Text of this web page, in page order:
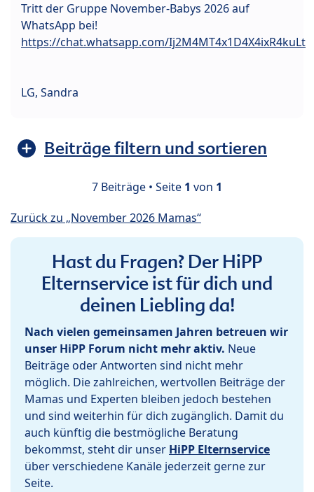
Tritt der Gruppe November-Babys 2026 auf
WhatsApp bei!
https://chat.whatsapp.com/Ij2M4MT4x1D4X4ixR4kuLt
LG, Sandra
Beiträge filtern und sortieren
7 Beiträge • Seite 1 von 1
Zurück zu „November 2026 Mamas“
Hast du Fragen? Der HiPP
Elternservice ist für dich und
deinen Liebling da!
Nach vielen gemeinsamen Jahren betreuen wir
unser HiPP Forum nicht mehr aktiv. Neue
Beiträge oder Antworten sind nicht mehr
möglich. Die zahlreichen, wertvollen Beiträge der
Mamas und Experten bleiben jedoch bestehen
und sind weiterhin für dich zugänglich. Damit du
auch künftig die bestmögliche Beratung
bekommst, steht dir unser HiPP Elternservice
über verschiedene Kanäle jederzeit gerne zur
Seite.